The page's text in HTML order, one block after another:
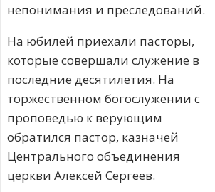
непонимания и преследований.
На юбилей приехали пасторы,
которые совершали служение в
последние десятилетия. На
торжественном богослужении с
проповедью к верующим
обратился пастор, казначей
Центрального объединения
церкви Алексей Сергеев.